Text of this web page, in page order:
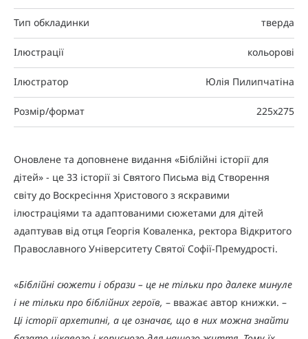
Тип обкладинки тверда
Ілюстрації кольорові
Ілюстратор Юлія Пилипчатіна
Розмір/формат 225x275
Оновлене та доповнене видання «Біблійні історії для
дітей» - це 33 історії зі Святого Письма від Створення
світу до Воскресіння Христового з яскравими
ілюстраціями та адаптованими сюжетами для дітей
адаптував від отця Георгія Коваленка, ректора Відкритого
Православного Університету Святої Софії-Премудрості.
«Біблійні сюжети і образи – це не тільки про далеке минуле
і не тільки про біблійних героїв, – вважає автор книжки. –
Ці історії архетипні, а це означає, що в них можна знайти